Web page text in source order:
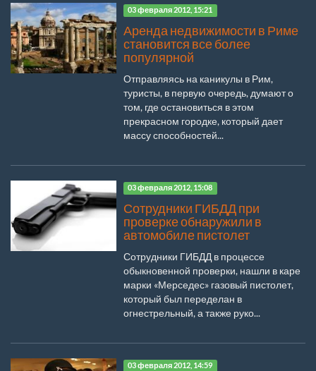
03 февраля 2012, 15:21
Аренда недвижимости в Риме
становится все более
популярной
Отправляясь на каникулы в Рим,
туристы, в первую очередь, думают о
том, где остановиться в этом
прекрасном городке, который дает
массу способностей...
03 февраля 2012, 15:08
Сотрудники ГИБДД при
проверке обнаружили в
автомобиле пистолет
Сотрудники ГИБДД в процессе
обыкновенной проверки, нашли в каре
марки «Мерседес» газовый пистолет,
который был переделан в
огнестрельный, а также руко...
03 февраля 2012, 14:59